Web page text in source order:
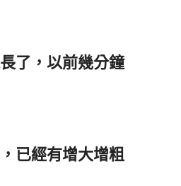
了，以前幾分鐘
已經有增大增粗